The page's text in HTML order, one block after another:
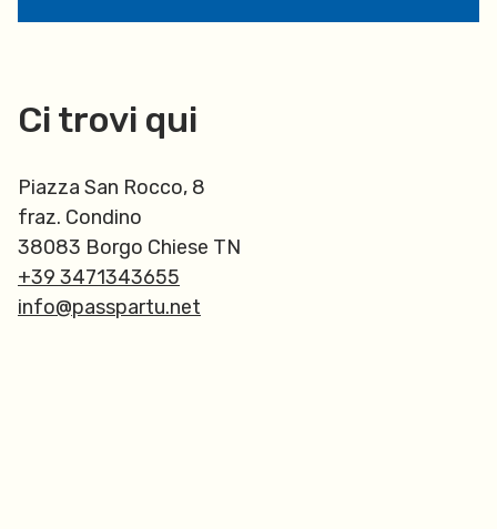
Ci trovi qui
Piazza San Rocco, 8
fraz. Condino
38083 Borgo Chiese TN
+39 3471343655
info@passpartu.net